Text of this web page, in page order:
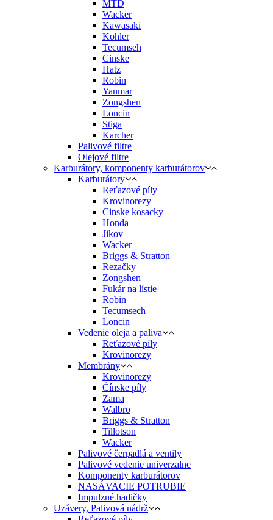
MTD
Wacker
Kawasaki
Kohler
Tecumseh
Cinske
Hatz
Robin
Yanmar
Zongshen
Loncin
Stiga
Karcher
Palivové filtre
Olejové filtre
Karburátory, komponenty karburátorov
Karburátory
Reťazové píly
Krovinorezy
Cinske kosacky
Honda
Jikov
Wacker
Briggs & Stratton
Rezačky
Zongshen
Fukár na lístie
Robin
Tecumsech
Loncin
Vedenie oleja a paliva
Reťazové píly
Krovinorezy
Membrány
Krovinorezy
Čínske píly
Zama
Walbro
Briggs & Stratton
Tillotson
Wacker
Palivové čerpadlá a ventily
Palivové vedenie univerzalne
Komponenty karburátorov
NASÁVACIE POTRUBIE
Impulzné hadičky
Uzávery, Palivová nádrž